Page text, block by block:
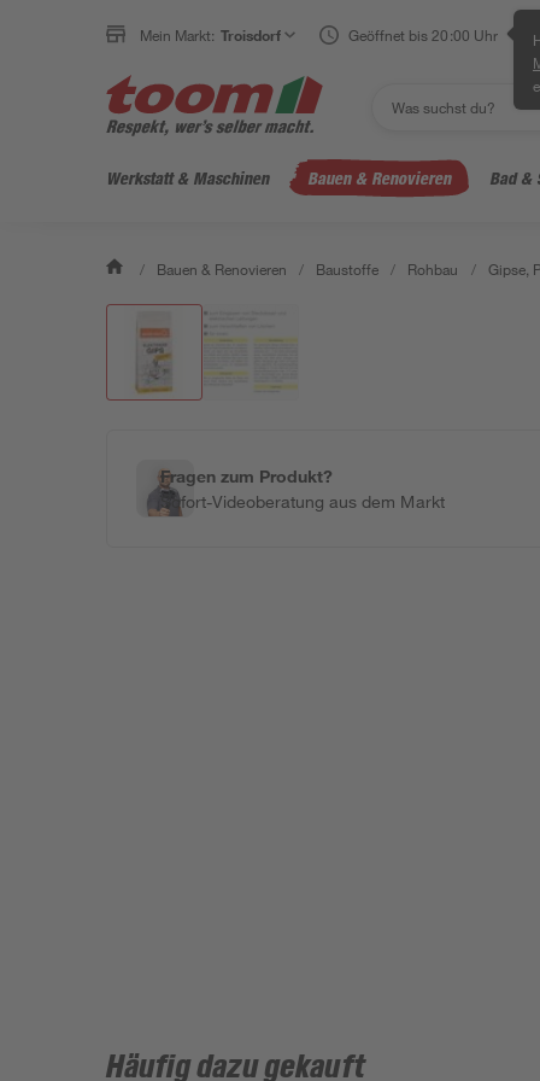
Mein Markt: Troisdorf Geöffnet bis 20:00 Uhr
Werkstatt & Maschinen Bauen & Renovieren Bad &
/ Bauen & Renovieren / Baustoffe / Rohbau / Gipse,
Fragen zum Produkt?
Sofort-Videoberatung aus dem Markt
Häufig dazu gekauft